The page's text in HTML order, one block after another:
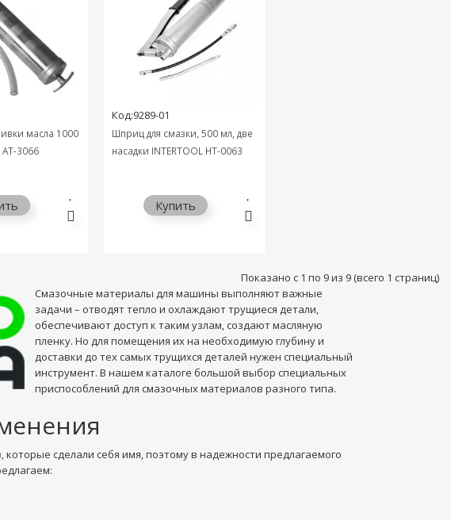
масла 1000
AT-3066
Код:9289-01
Шприц для смазки, 500 мл, две
насадки INTERTOOL HT-0063
Купить
Показано с 1 по 9 из 9 (всего 1 страниц)
Смазочные материалы для машины выполняют важные
задачи – отводят тепло и охлаждают трущиеся детали,
обеспечивают доступ к таким узлам, создают масляную
пленку. Но для помещения их на необходимую глубину и
доставки до тех самых трущихся деталей нужен специальный
инструмент. В нашем каталоге большой выбор специальных
приспособлений для смазочных материалов разного типа.
, которые сделали себя имя, поэтому в надежности предлагаемого